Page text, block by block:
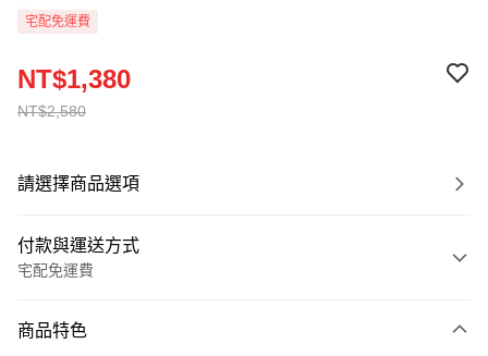
宅配免運費
NT$2,580
NT$1,380
請選擇商品選項
付款與運送方式
宅配免運費
信用卡一次付款
商品特色